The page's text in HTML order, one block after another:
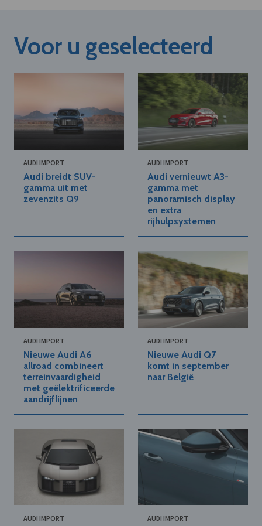
Voor u geselecteerd
AUDI IMPORT
Audi breidt SUV-
gamma uit met
zevenzits Q9
AUDI IMPORT
Audi vernieuwt A3-
gamma met
panoramisch display
en extra
rijhulpsystemen
AUDI IMPORT
Nieuwe Audi A6
allroad combineert
terreinvaardigheid
met geëlektrificeerde
aandrijflijnen
AUDI IMPORT
Nieuwe Audi Q7
komt in september
naar België
AUDI IMPORT AUDI IMPORT